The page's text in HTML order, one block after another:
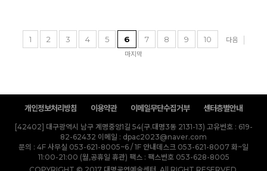
1 2 3 4 5 6 7 8 9 10
다음
마지막
개인정보처리방침 이용약관 이메일무단수집거부 센터층별안내
[42402] 대구광역시 남구 계명중앙1길 54(구.대명3동 2131-13) 고유번호 : 619-
82-62432 이메일 : dpac2023@naver.com
문의 : 4F 사무실 053-621-8005~6 / 1F 안내데스크 053-621-8007 화~일
11:00-21:00 (월,공휴일 휴관) 팩스 : 팩스번호 053-628-8005